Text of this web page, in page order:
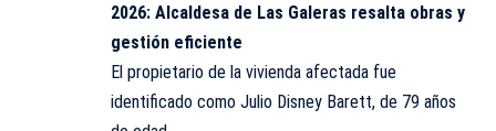
2026: Alcaldesa de Las Galeras resalta obras y
gestión eficiente
El propietario de la vivienda afectada fue
identificado como Julio Disney Barett, de 79 años